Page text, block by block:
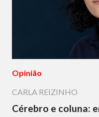
Opinião
CARLA REIZINHO
Cérebro e coluna: